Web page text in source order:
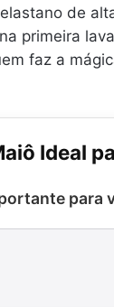
de
primeira
faz a
Ideal
para